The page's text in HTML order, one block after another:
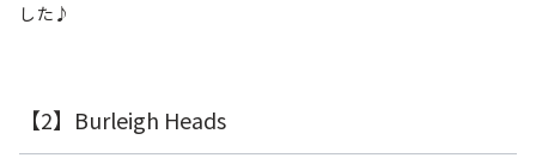
した♪
【2】Burleigh Heads